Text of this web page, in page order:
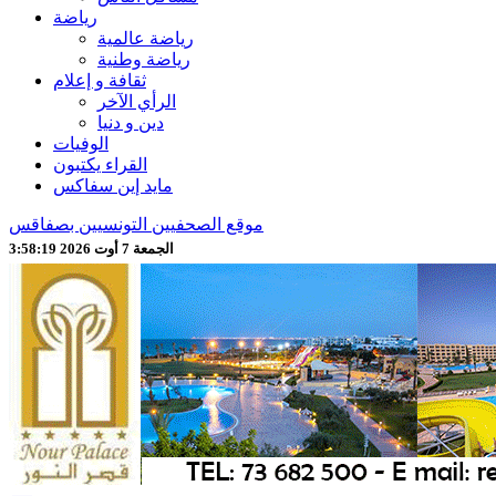
رياضة
رياضة عالمية
رياضة وطنية
ثقافة و إعلام
الرأي الآخر
دين و دنيا
الوفيات
القراء يكتبون
مايد إين سفاكس
موقع الصحفيين التونسيين بصفاقس
الجمعة 7 أوت 2026 3:58:21